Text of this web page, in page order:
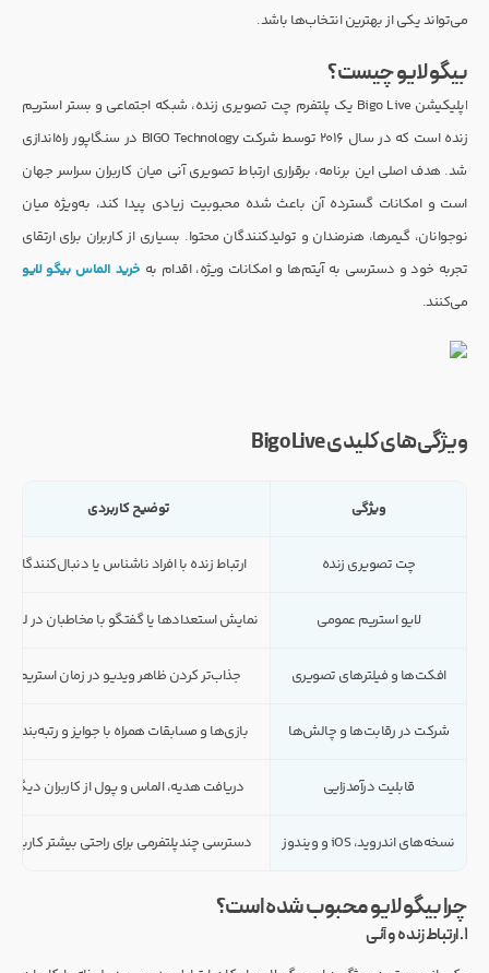
می‌تواند یکی از بهترین انتخاب‌ها باشد.
بیگو لایو چیست؟
اپلیکیشن Bigo Live یک پلتفرم چت تصویری زنده، شبکه اجتماعی و بستر استریم
زنده است که در سال ۲۰۱۶ توسط شرکت BIGO Technology در سنگاپور راه‌اندازی
شد. هدف اصلی این برنامه، برقراری ارتباط تصویری آنی میان کاربران سراسر جهان
است و امکانات گسترده آن باعث شده محبوبیت زیادی پیدا کند، به‌ویژه میان
نوجوانان، گیمرها، هنرمندان و تولیدکنندگان محتوا. بسیاری از کاربران برای ارتقای
تجربه خود و دسترسی به آیتم‌ها و امکانات ویژه، اقدام به خرید الماس بیگو لایو
می‌کنند.
ویژگی‌های کلیدی Bigo Live
ویژگی توضیح کاربردی
چت تصویری زنده ارتباط زنده با افراد ناشناس یا دنبال‌کنندگان
لایو استریم عمومی نمایش استعدادها یا گفتگو با مخاطبان در لحظه
افکت‌ها و فیلترهای تصویری جذاب‌تر کردن ظاهر ویدیو در زمان استریم
شرکت در رقابت‌ها و چالش‌ها بازی‌ها و مسابقات همراه با جوایز و رتبه‌بندی
قابلیت درآمدزایی دریافت هدیه، الماس و پول از کاربران دیگر
نسخه‌های اندروید، iOS و ویندوز دسترسی چندپلتفرمی برای راحتی بیشتر کاربران
چرا بیگو لایو محبوب شده است؟
۱. ارتباط زنده و آنی